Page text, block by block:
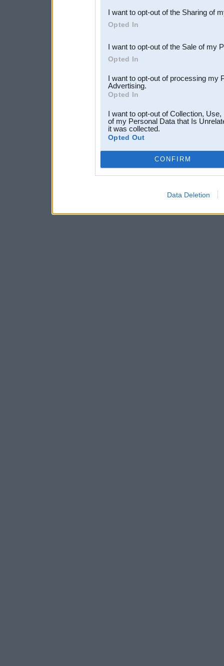
Downstream Participants
third parties.
I want to opt-out of the Sharing of
Opted In
I want to opt-out of the Sale of my
Opted In
I want to opt-out of processing my
Advertising.
Opted In
I want to opt-out of Collection,
of my Personal Data that Is
it was collected.
Opted Out
CONFIRM
Data Deletion